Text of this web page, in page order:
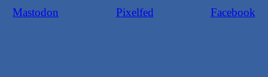
Mastodon Pixelfed Facebook